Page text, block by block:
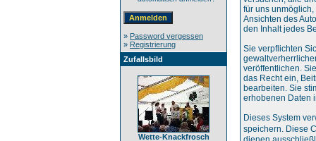
» Password vergessen
» Registrierung
Zufallsbild
Wette-Knackfrosch
für uns
Ansichten des
den Inhalt jedes
Sie verpflichten
veröffentlichen.
das Recht ein,
bearbeiten. Sie
erhobenen Daten
Dieses System
speichern. Diese